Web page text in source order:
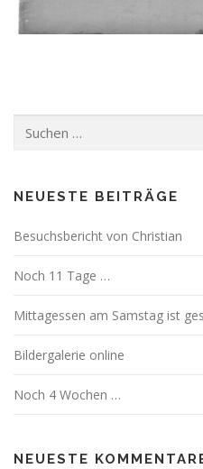
nach:
NEUESTE BEITRÄGE
Besuchsbericht von Christian
Noch 11 Tage …
Mittagessen am Samstag ist
Bildergalerie online
Noch 4 Wochen …
NEUESTE